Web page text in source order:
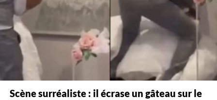
Scène surréaliste : il écrase un gâteau sur le